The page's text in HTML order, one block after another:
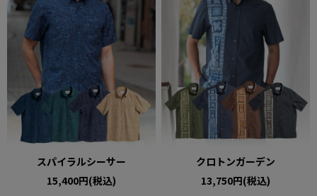
スパイラルシーサー
15,400円(税込)
クロトンガーデン
13,750円(税込)